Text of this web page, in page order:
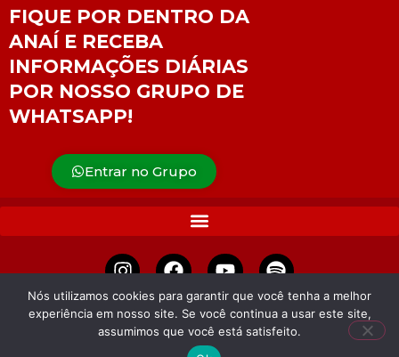
FIQUE POR DENTRO DA
ANAÍ E RECEBA
INFORMAÇÕES DIÁRIAS
POR NOSSO GRUPO DE
WHATSAPP!
Entrar no Grupo
APOIE
Nós utilizamos cookies para garantir que você tenha a melhor
experiência em nosso site. Se você continua a usar este site,
assumimos que você está satisfeito.